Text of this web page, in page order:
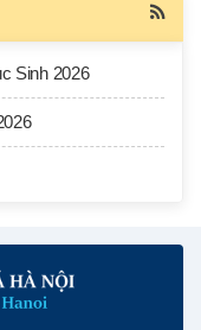
Sinh 2026